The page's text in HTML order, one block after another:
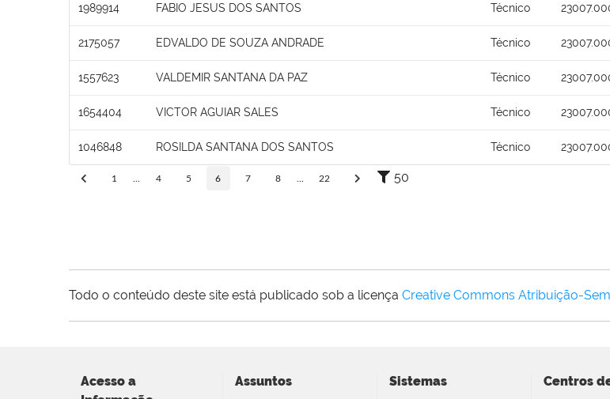
1989914 FABIO JESUS DOS SANTOS Técnico
2175057 EDVALDO DE SOUZA ANDRADE Técnico
1557623 VALDEMIR SANTANA DA PAZ Técnico
1654404 VICTOR AGUIAR SALES Técnico
1046848 ROSILDA SANTANA DOS SANTOS Técnico
1 4 5 6 7 8 22 50
Todo o conteúdo deste site está publicado sob a licença Creative Commons Atribuição-
Acesso a
Assuntos Sistemas Centros